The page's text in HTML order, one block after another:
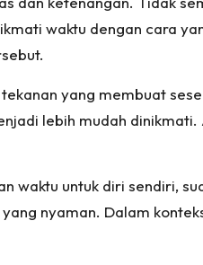
waktu dengan cara
yang membuat
lebih mudah dinikmati.
waktu untuk diri sendiri,
nyaman. Dalam